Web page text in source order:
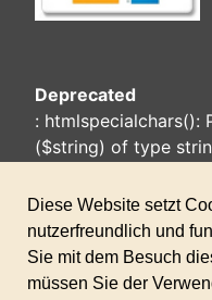
Deprecated
: htmlspecialchars():
($string) of type
HikaShop/
cassiopeia/html/
on line